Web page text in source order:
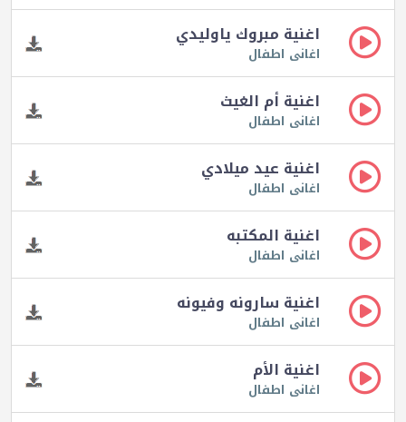
اغنية مبروك ياوليدي
اغانى اطفال
اغنية أم الغيث
اغانى اطفال
اغنية عيد ميلادي
اغانى اطفال
اغنية المكتبه
اغانى اطفال
اغنية سارونه وفيونه
اغانى اطفال
اغنية الأم
اغانى اطفال